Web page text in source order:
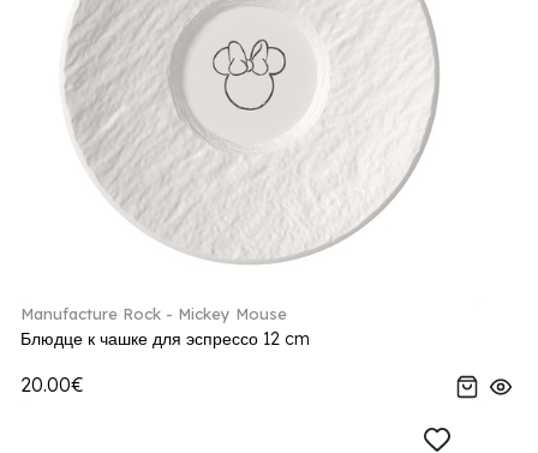
Manufacture Rock - Mickey Mouse
Блюдце к чашке для эспрессо 12 cm
20.00€